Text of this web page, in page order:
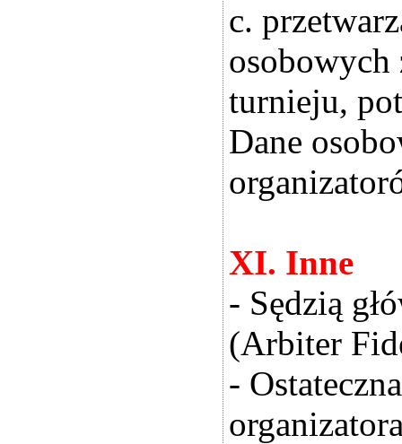
c.
osobowych
turnieju,
Dane
XI. Inne
- Sędzią
(Arbiter
-